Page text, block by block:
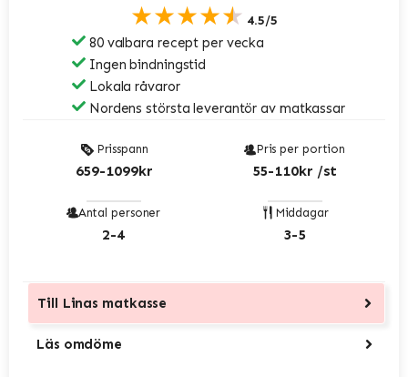
★★★★★ 4.5/5
80 valbara recept per vecka
Ingen bindningstid
Lokala råvaror
Nordens största leverantör av matkassar
Prisspann
659-1099kr
Pris per portion
55-110kr /st
Antal personer
2-4
Middagar
3-5
Till Linas matkasse
Läs omdöme